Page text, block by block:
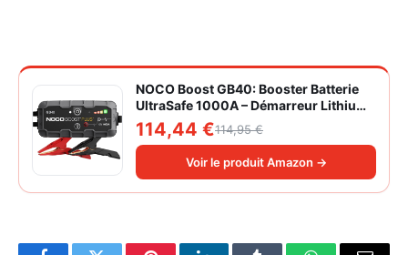
NOCO Boost GB40: Booster Batterie
UltraSafe 1000A – Démarreur Lithium
12V Portable avec Powerbank et
Chargeur USB – pour Moteurs
Essence 6,0L et Diesel 3,0L
114,44 €114,95 €
Voir le produit Amazon →